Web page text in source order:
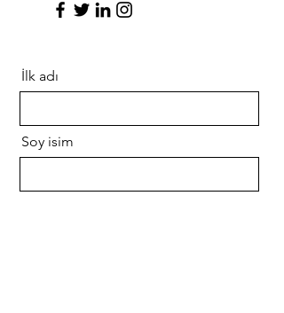
İlk adı
Soy isim